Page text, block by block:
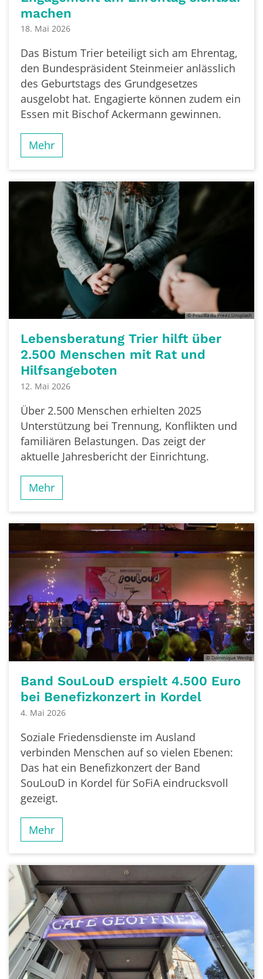
machen
18. Mai 2026
Das Bistum Trier beteiligt sich am Ehrentag,
den Bundespräsident Steinmeier anlässlich
des Geburtstags des Grundgesetzes
ausgelobt hat. Engagierte können zudem ein
Essen mit Bischof Ackermann gewinnen.
Mehr
© Priscilla du Preez,Unsplash
Lebensberatung Trier hilft über
2.500 Menschen mit Rat und
Hilfsangeboten
12. Mai 2026
Über 2.500 Menschen erhielten 2025
Unterstützung bei Trennung, Konflikten und
familiären Belastungen. Das zeigt der
aktuelle Jahresbericht der Einrichtung.
Mehr
© Dominique Weidig
Band SouLouD erspielt 4.500 Euro
bei Benefizkonzert in Kordel
4. Mai 2026
Soziale Friedensdienste im Ausland
verbinden Menschen auf so vielen Ebenen:
Das hat ein Benefizkonzert der Band
SouLouD in Kordel für SoFiA eindrucksvoll
gezeigt.
Mehr